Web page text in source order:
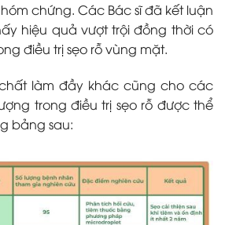
chứng. Các Bác sĩ đã kết luận
hiệu quả vượt trội đồng thời có
điều trị sẹo rỗ vùng mặt.
làm đầy khác cũng cho các
trong điều trị sẹo rỗ được thể
bảng sau: